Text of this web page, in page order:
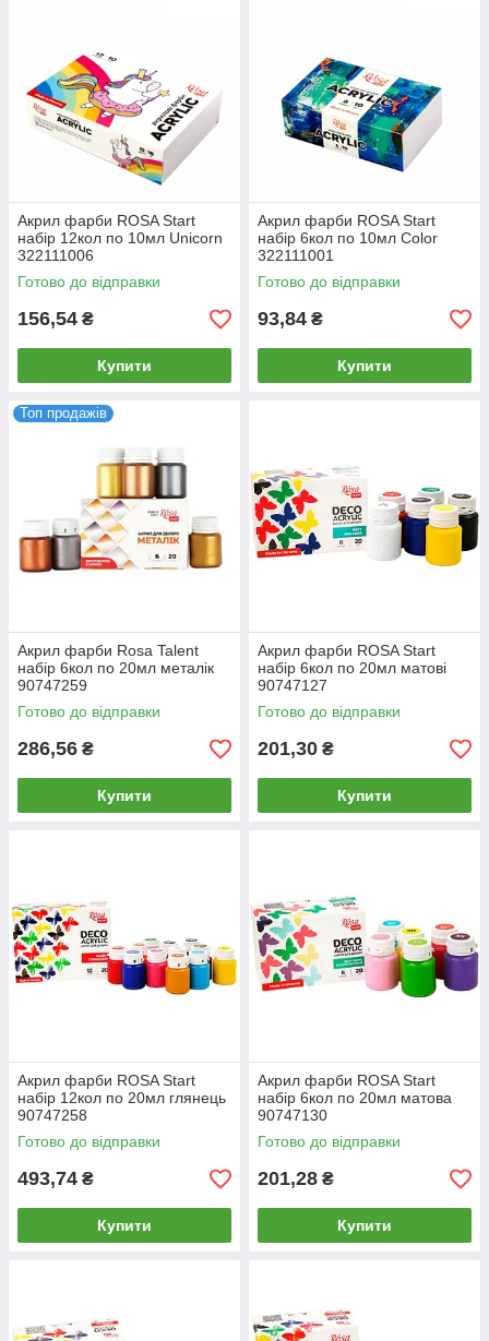
Акрил фарби ROSA Start
набір 12кол по 10мл Unicorn
322111006
Готово до відправки
156,54 ₴
Купити
Акрил фарби ROSA Start
набір 6кол по 10мл Color
322111001
Готово до відправки
93,84 ₴
Купити
Топ продажів
Акрил фарби Rosa Talent
набір 6кол по 20мл металік
90747259
Готово до відправки
286,56 ₴
Купити
Акрил фарби ROSA Start
набір 6кол по 20мл матові
90747127
Готово до відправки
201,30 ₴
Купити
Акрил фарби ROSA Start
набір 12кол по 20мл глянець
90747258
Готово до відправки
493,74 ₴
Купити
Акрил фарби ROSA Start
набір 6кол по 20мл матова
90747130
Готово до відправки
201,28 ₴
Купити